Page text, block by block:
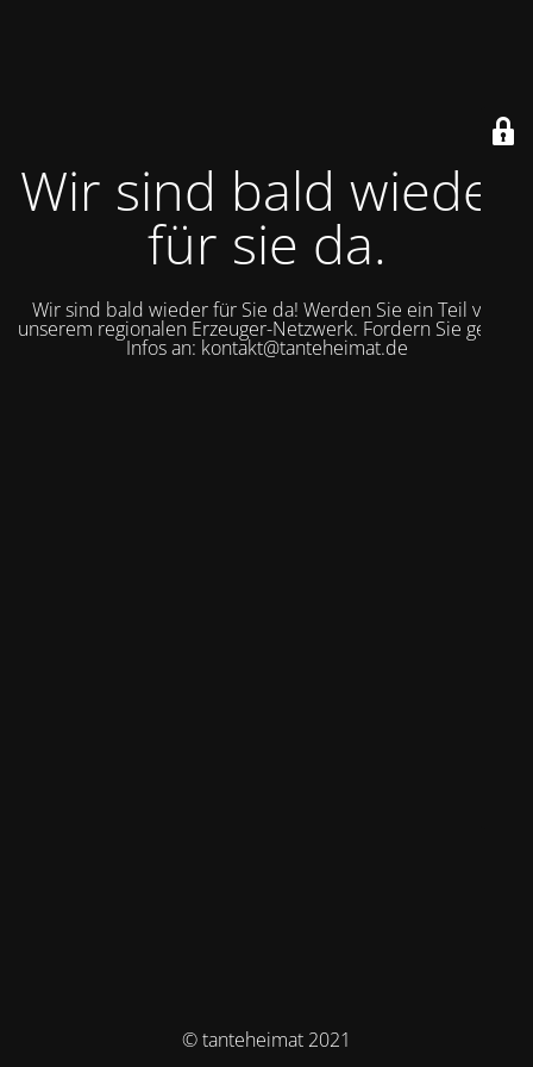
Wir sind bald wieder
für sie da.
Wir sind bald wieder für Sie da! Werden Sie ein Teil von
unserem regionalen Erzeuger-Netzwerk. Fordern Sie gerne
Infos an: kontakt@tanteheimat.de
© tanteheimat 2021